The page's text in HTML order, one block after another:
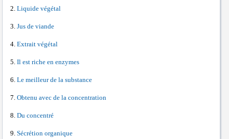
Liquide végétal
Jus de viande
Extrait végétal
Il est riche en enzymes
Le meilleur de la substance
Obtenu avec de la concentration
Du concentré
Sécrétion organique